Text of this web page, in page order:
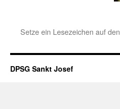
Setze ein Lesezeichen auf den
DPSG Sankt Josef